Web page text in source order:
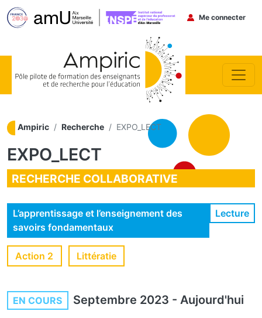
Menu du
Me connecter
Ampiric Recherche EXPO_LECT
EXPO_LECT
RECHERCHE COLLABORATIVE
L’apprentissage et l’enseignement des
savoirs fondamentaux
Lecture
Action 2 Littératie
EN COURS Septembre 2023 - Aujourd'hui